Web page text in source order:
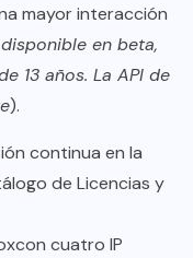
mayor interacción
en beta,
13 años. La API de
).
continua en la
de Licencias y
con cuatro IP